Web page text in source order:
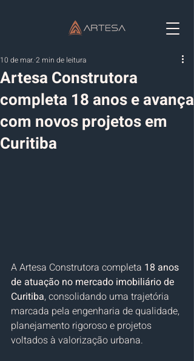
Artesa Construtora
completa 18 anos e avança
com novos projetos em
Curitiba
10 de mar. 2 min de leitura
A Artesa Construtora completa 18 anos
de atuação no mercado imobiliário de
Curitiba, consolidando uma trajetória
marcada pela engenharia de qualidade,
planejamento rigoroso e projetos
voltados à valorização urbana.